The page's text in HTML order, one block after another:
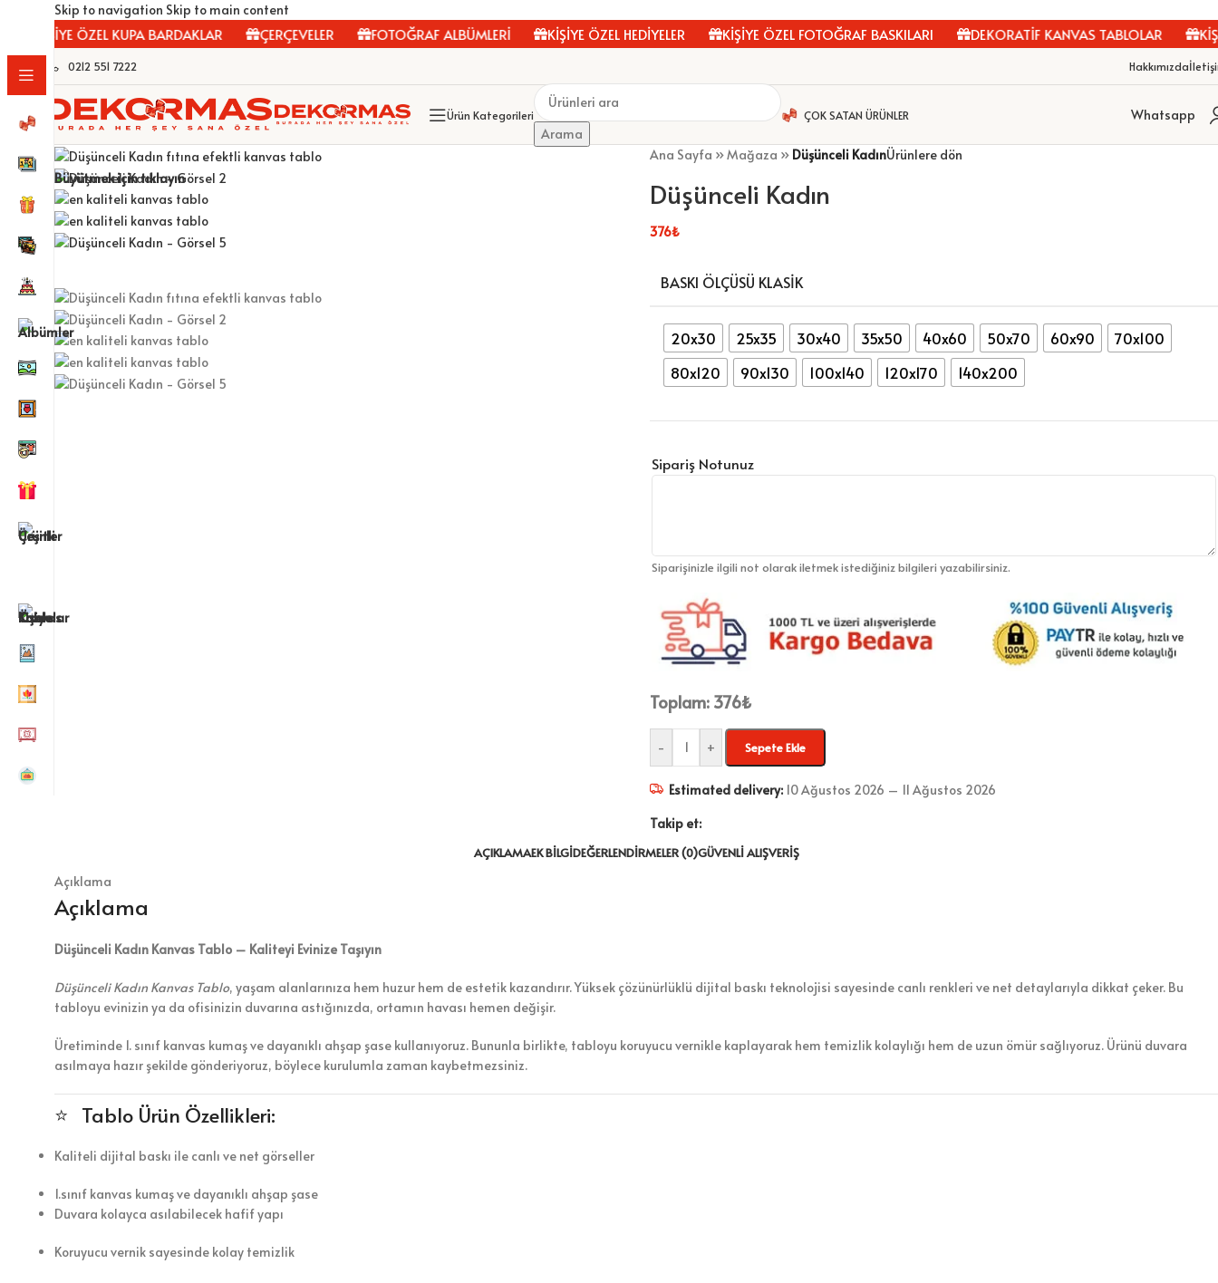
Skip to navigation Skip to main content
KİŞİYE ÖZEL KUPA BARDAKLAR ÇERÇEVELER FOTOĞRAF ALBÜMLERİ KİŞİYE ÖZEL HEDİYELER KİŞİYE ÖZEL FOTOĞRAF BASKILARI DEKORATİF KANVAS TABLOLAR
0212 551 7222 Hakkımızda
Ürün Kategorileri
Arama
ÇOK SATAN ÜRÜNLER Whatsapp
Büyütmek için tıklayın
Ana Sayfa »Mağaza » Düşünceli KadınÜrünlere dön
Düşünceli Kadın
376₺
BASKI ÖLÇÜSÜ KLASIK
20x30 25x35 30x40 35x50 40x60 50x70 60x90
70x100
80x120
90x130 100x140 120x170 140x200
Sipariş Notunuz
Siparişinizle ilgili not olarak iletmek istediğiniz bilgileri yazabilirsiniz.
Toplam: 376₺
- + Sepete Ekle
Estimated delivery: 10 Ağustos 2026 – 11 Ağustos 2026
Takip et:
AÇIKLAMAEK BILGIDEĞERLENDIRMELER (0)GÜVENLI ALIŞVERIŞ
Açıklama
Açıklama
Düşünceli Kadın Kanvas Tablo – Kaliteyi Evinize Taşıyın
Düşünceli Kadın Kanvas Tablo, yaşam alanlarınıza hem huzur hem de estetik kazandırır. Yüksek çözünürlüklü dijital baskı teknolojisi sayesinde canlı renkleri ve net detaylarıyla dikkat çeker. Bu
tabloyu evinizin ya da ofisinizin duvarına astığınızda, ortamın havası hemen değişir.
Üretiminde 1. sınıf kanvas kumaş ve dayanıklı ahşap şase kullanıyoruz. Bununla birlikte, tabloyu koruyucu vernikle kaplayarak hem temizlik kolaylığı hem de uzun ömür sağlıyoruz. Ürünü duvara
asılmaya hazır şekilde gönderiyoruz, böylece kurulumla zaman kaybetmezsiniz.
⭐ Tablo Ürün Özellikleri:
Kaliteli dijital baskı ile canlı ve net görseller
1.sınıf kanvas kumaş ve dayanıklı ahşap şase
Duvara kolayca asılabilecek hafif yapı
Koruyucu vernik sayesinde kolay temizlik